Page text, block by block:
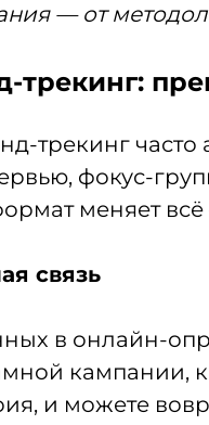
— от
трекинг:
трекинг
фокус-
меняет всё
связь
в онлайн-
кампании,
и можете